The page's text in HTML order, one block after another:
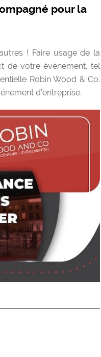
pour la
! Faire usage de la
de votre événement, tel
Robin Wood & Co.
d’entreprise.